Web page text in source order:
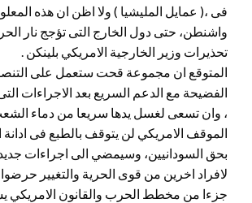
فى ،( عمايل المليشيا ) ولا اظن ان هذه
واشنطن، حتى دول الخارج التى تؤجج نار
تحذيرات وزير الخارجية الامريكي بلينكن .
المتوقع ان مجموعة قحت ستعمل على
الفضيحة مع الدعم السريع بعد الاجراءات
، وان تسعى لغسل يدها سريعا من دماء
الموقف الامريكي لن يتوقف بالطبع فى
بحق السودانيين، وسيمضي الى اجراءات
لافراد اخرين من قوى الحرية والتغيير حرضوا
جزءا من مخطط الحرب والقانون الامريكي